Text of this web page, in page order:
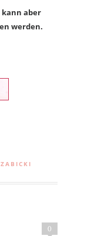
kann aber
werden.
0